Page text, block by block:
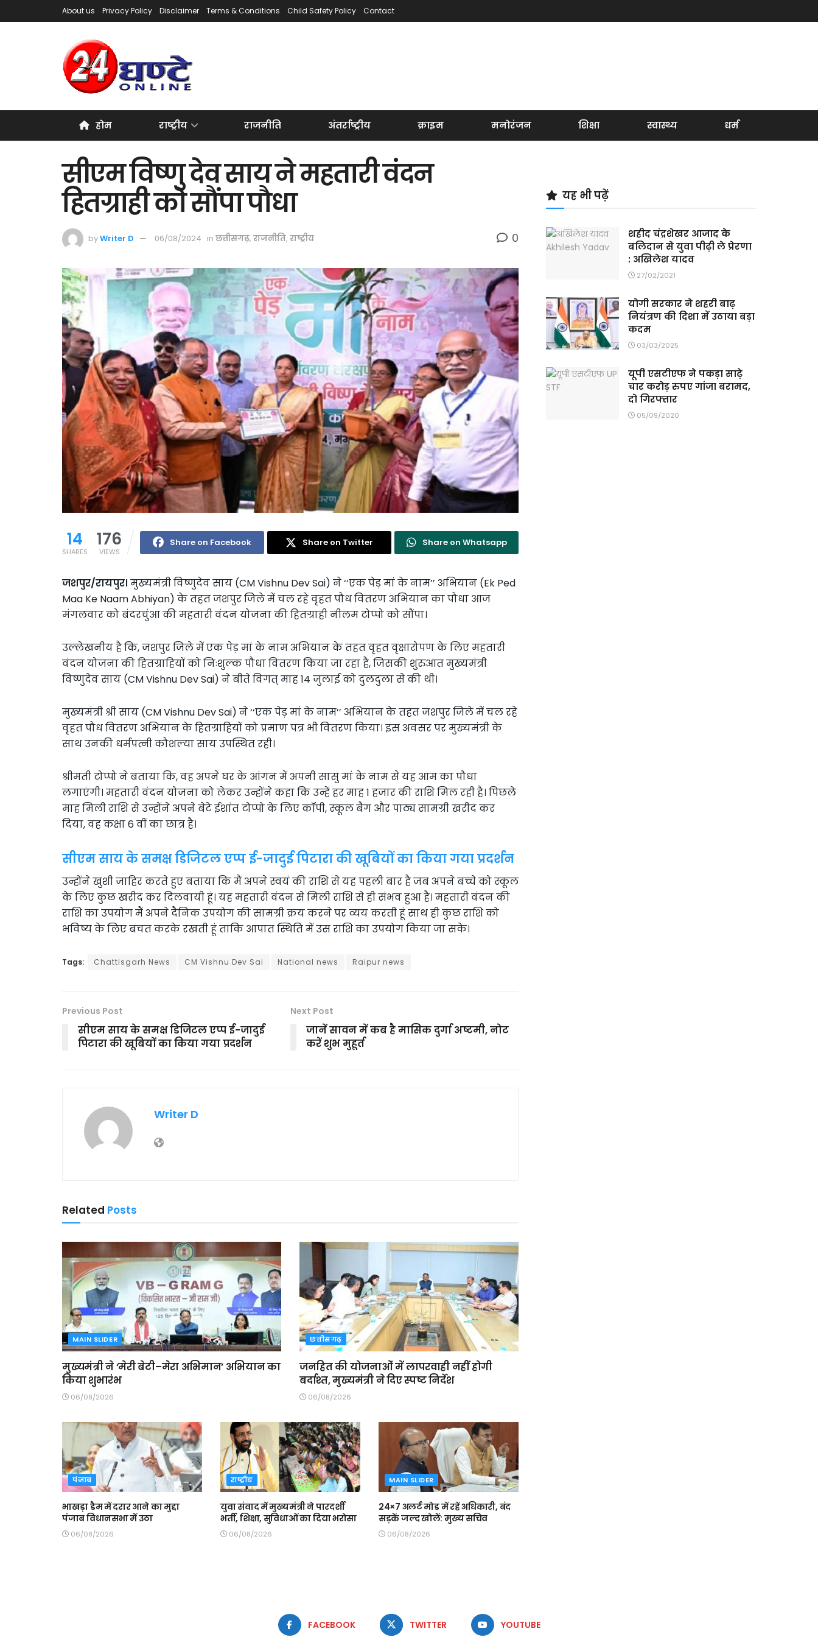
About us Privacy Policy Disclaimer Terms & Conditions Child Safety Policy Contact
होम राष्ट्रीय राजनीति अंतर्राष्ट्रीय क्राइम मनोरंजन शिक्षा स्वास्थ्य धर्म
सीएम विष्णु देव साय ने महतारी वंदन
हितग्राही को सौंपा पौधा
byWriter D 06/08/2024 in छत्तीसगढ़, राजनीति, राष्ट्रीय 0
14
SHARES
176
VIEWS
Share on Facebook Share on Twitter Share on Whatsapp
जशपुर/रायपुर। मुख्यमंत्री विष्णुदेव साय (CM Vishnu Dev Sai) ने ‘‘एक पेड़ मां के नाम’’ अभियान (Ek Ped
Maa Ke Naam Abhiyan) के तहत जशपुर जिले में चल रहे वृहत पौध वितरण अभियान का पौधा आज
मंगलवार को बंदरचुंआ की महतारी वंदन योजना की हितग्राही नीलम टोप्पो को सौंपा।
उल्लेखनीय है कि, जशपुर जिले में एक पेड़ मां के नाम अभियान के तहत वृहत वृक्षारोपण के लिए महतारी
वंदन योजना की हितग्राहियों को निःशुल्क पौधा वितरण किया जा रहा है, जिसकी शुरुआत मुख्यमंत्री
विष्णुदेव साय (CM Vishnu Dev Sai) ने बीते विगत् माह 14 जुलाई को दुलदुला से की थी।
मुख्यमंत्री श्री साय (CM Vishnu Dev Sai) ने ‘‘एक पेड़ मां के नाम’’ अभियान के तहत जशपुर जिले में चल रहे
वृहत पौध वितरण अभियान के हितग्राहियों को प्रमाण पत्र भी वितरण किया। इस अवसर पर मुख्यमंत्री के
साथ उनकी धर्मपत्नी कौशल्या साय उपस्थित रही।
श्रीमती टोप्पो ने बताया कि, वह अपने घर के आंगन में अपनी सासु मां के नाम से यह आम का पौधा
लगाएंगी। महतारी वंदन योजना को लेकर उन्होंने कहा कि उन्हें हर माह 1 हजार की राशि मिल रही है। पिछले
माह मिली राशि से उन्होंने अपने बेटे ईशांत टोप्पो के लिए कॉपी, स्कूल बैग और पाठ्य सामग्री खरीद कर
दिया, वह कक्षा 6 वीं का छात्र है।
सीएम साय के समक्ष डिजिटल एप्प ई-जादुई पिटारा की खूबियों का किया गया प्रदर्शन
उन्होंने खुशी जाहिर करते हुए बताया कि मैं अपने स्वयं की राशि से यह पहली बार है जब अपने बच्चे को स्कूल
के लिए कुछ खरीद कर दिलवायी हूं। यह महतारी वंदन से मिली राशि से ही संभव हुआ है। महतारी वंदन की
राशि का उपयोग मैं अपने दैनिक उपयोग की सामग्री क्रय करने पर व्यय करती हूं साथ ही कुछ राशि को
भविष्य के लिए बचत करके रखती हूं ताकि आपात स्थिति में उस राशि का उपयोग किया जा सके।
Tags: Chattisgarh News CM Vishnu Dev Sai National news Raipur news
Previous Post
सीएम साय के समक्ष डिजिटल एप्प ई-जादुई
पिटारा की खूबियों का किया गया प्रदर्शन
Next Post
जानें सावन में कब है मासिक दुर्गा अष्टमी, नोट
करें शुभ मुहूर्त
Writer D
Related Posts
MAIN SLIDER
मुख्यमंत्री ने ‘मेरी बेटी–मेरा अभिमान’ अभियान का
किया शुभारंभ
06/08/2026
छत्तीसगढ़
जनहित की योजनाओं में लापरवाही नहीं होगी
बर्दाश्त, मुख्यमंत्री ने दिए स्पष्ट निर्देश
06/08/2026
पंजाब
भाखड़ा डैम में दरार आने का मुद्दा
पंजाब विधानसभा में उठा
06/08/2026
राष्ट्रीय
युवा संवाद में मुख्यमंत्री ने पारदर्शी
भर्ती, शिक्षा, सुविधाओं का दिया भरोसा
06/08/2026
MAIN SLIDER
24×7 अलर्ट मोड में रहें अधिकारी, बंद
सड़कें जल्द खोलें: मुख्य सचिव
06/08/2026
यह भी पढ़ें
शहीद चंद्रशेखर आजाद के
बलिदान से युवा पीढ़ी ले प्रेरणा
: अखिलेश यादव
27/02/2021
योगी सरकार ने शहरी बाढ़
नियंत्रण की दिशा में उठाया बड़ा
कदम
03/03/2025
यूपी एसटीएफ ने पकड़ा साढ़े
चार करोड़ रुपए गांजा बरामद,
दो गिरफ्तार
05/09/2020
FACEBOOK TWITTER YOUTUBE